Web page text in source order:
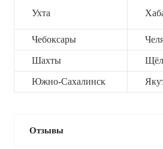
Ухта
Чебоксары
Шахты
Южно-Сахалинск
Отзывы